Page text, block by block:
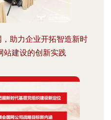
助力企业开拓智造新时
建设的创新实践